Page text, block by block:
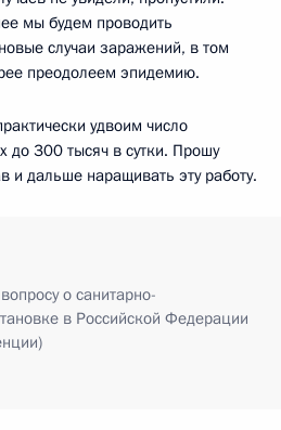
мы будем проводить
случаи заражений, в том
преодолеем эпидемию.
удвоим число
до 300 тысяч в сутки. Прошу
и дальше наращивать эту работу.
о санитарно-
в Российской Федерации